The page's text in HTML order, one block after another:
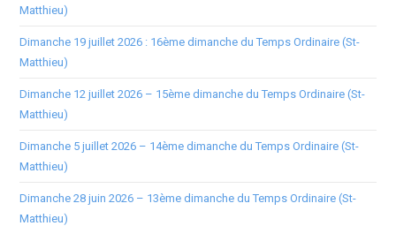
Matthieu)
Dimanche 19 juillet 2026 : 16ème dimanche du Temps Ordinaire (St-
Matthieu)
Dimanche 12 juillet 2026 – 15ème dimanche du Temps Ordinaire (St-
Matthieu)
Dimanche 5 juillet 2026 – 14ème dimanche du Temps Ordinaire (St-
Matthieu)
Dimanche 28 juin 2026 – 13ème dimanche du Temps Ordinaire (St-
Matthieu)